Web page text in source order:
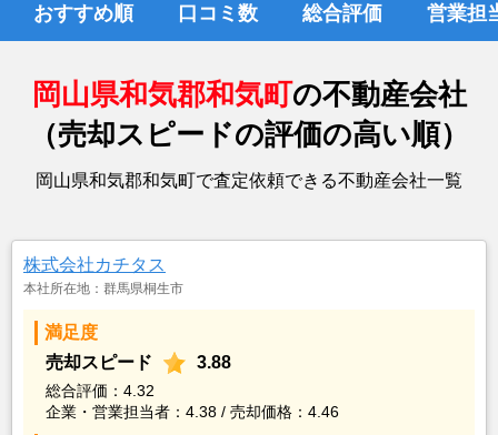
おすすめ順 口コミ数 総合評価 営業担
岡山県和気郡和気町の不動産会社
（売却スピードの評価の高い順）
岡山県和気郡和気町で査定依頼できる不動産会社一覧
株式会社カチタス
本社所在地：群馬県桐生市
満足度
売却スピード
3.88
総合評価：4.32
企業・営業担当者：4.38 / 売却価格：4.46